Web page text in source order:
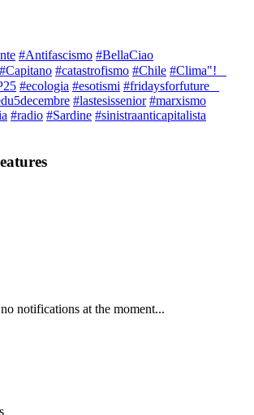
#Antifascismo #BellaCiao
#Capitano #catastrofismo #Chile #Clima"!⠀
#ecologia #esotismi #fridaysforfuture⠀
#lastesissenior #marxismo
#radio #Sardine #sinistraanticapitalista
notifications at the moment...